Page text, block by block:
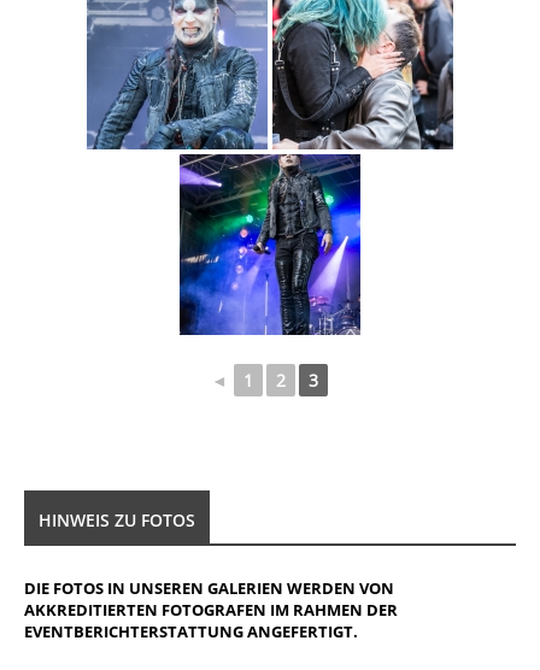
◄ 1 2 3
HINWEIS ZU FOTOS
DIE FOTOS IN UNSEREN GALERIEN WERDEN VON
AKKREDITIERTEN FOTOGRAFEN IM RAHMEN DER
EVENTBERICHTERSTATTUNG ANGEFERTIGT.